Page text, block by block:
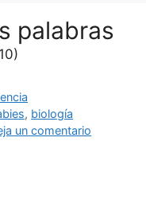
palabras
, biología
un comentario